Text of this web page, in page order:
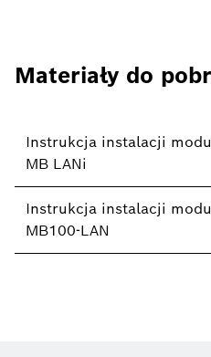
Materiały do
Instrukcja instalacji
MB LANi
Instrukcja instalacji
MB100-LAN